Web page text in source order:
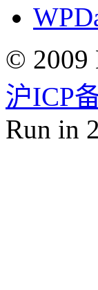
© 2009
沪ICP
Run in